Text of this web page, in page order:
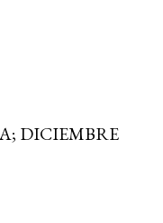
DICIEMBRE